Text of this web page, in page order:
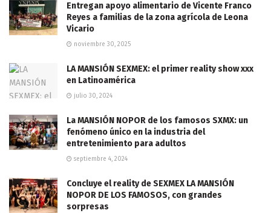
Entregan apoyo alimentario de Vicente Franco
Reyes a familias de la zona agrícola de Leona
Vicario
noviembre 30, 2025
LA MANSIÓN SEXMEX: el primer reality show xxx
en Latinoamérica
julio 30, 2024
La MANSIÓN NOPOR de los famosos SXMX: un
fenómeno único en la industria del
entretenimiento para adultos
septiembre 4, 2024
Concluye el reality de SEXMEX LA MANSIÓN
NOPOR DE LOS FAMOSOS, con grandes
sorpresas